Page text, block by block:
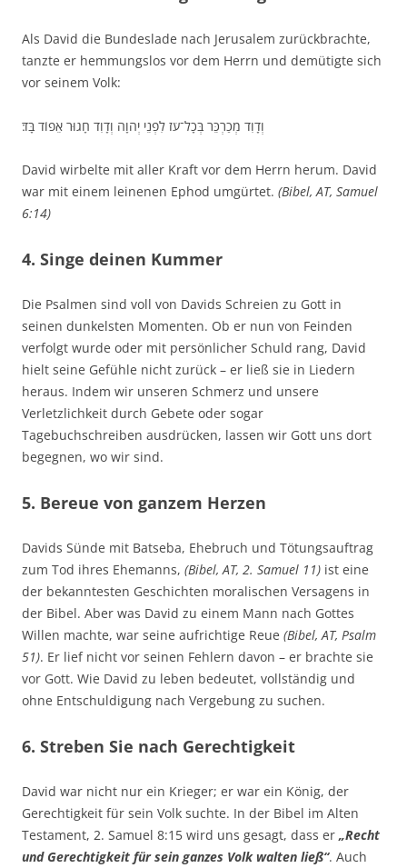
Als David die Bundeslade nach Jerusalem zurückbrachte,
tanzte er hemmungslos vor dem Herrn und demütigte sich
vor seinem Volk:
וְדָוִד מְכַרְכֵּר בְּכָל־עֹז לִפְנֵי יְהֹוָה וְדָוִד חָגוּר אֵפוֹד בָּד׃
David wirbelte mit aller Kraft vor dem Herrn herum. David
war mit einem leinenen Ephod umgürtet. (Bibel, AT, Samuel
6:14)
4. Singe deinen Kummer
Die Psalmen sind voll von Davids Schreien zu Gott in
seinen dunkelsten Momenten. Ob er nun von Feinden
verfolgt wurde oder mit persönlicher Schuld rang, David
hielt seine Gefühle nicht zurück – er ließ sie in Liedern
heraus. Indem wir unseren Schmerz und unsere
Verletzlichkeit durch Gebete oder sogar
Tagebuchschreiben ausdrücken, lassen wir Gott uns dort
begegnen, wo wir sind.
5. Bereue von ganzem Herzen
Davids Sünde mit Batseba, Ehebruch und Tötungsauftrag
zum Tod ihres Ehemanns, (Bibel, AT, 2. Samuel 11) ist eine
der bekanntesten Geschichten moralischen Versagens in
der Bibel. Aber was David zu einem Mann nach Gottes
Willen machte, war seine aufrichtige Reue (Bibel, AT, Psalm
51). Er lief nicht vor seinen Fehlern davon – er brachte sie
vor Gott. Wie David zu leben bedeutet, vollständig und
ohne Entschuldigung nach Vergebung zu suchen.
6. Streben Sie nach Gerechtigkeit
David war nicht nur ein Krieger; er war ein König, der
Gerechtigkeit für sein Volk suchte. In der Bibel im Alten
Testament, 2. Samuel 8:15 wird uns gesagt, dass er „Recht
und Gerechtigkeit für sein ganzes Volk walten ließ“. Auch